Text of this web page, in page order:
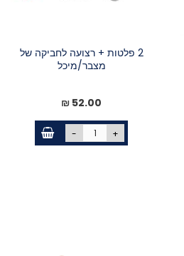
2 פלטות + רצועה לחביקה של
מצבר/מיכל
52.00 ₪
- +